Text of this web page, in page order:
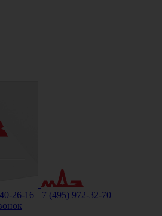
26-16 +7 (495) 972-32-70